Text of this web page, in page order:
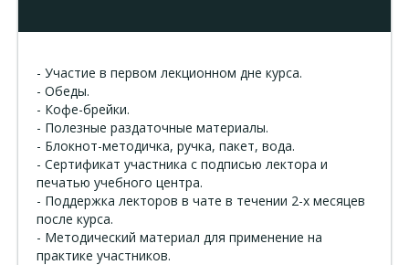
- Участие в первом лекционном дне курса.
- Обеды.
- Кофе-брейки.
- Полезные раздаточные материалы.
- Блокнот-методичка, ручка, пакет, вода.
- Сертификат участника с подписью лектора и
печатью учебного центра.
- Поддержка лекторов в чате в течении 2-х месяцев
после курса.
- Методический материал для применение на
практике участников.